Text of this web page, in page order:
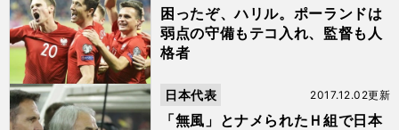
困ったぞ、ハリル。ポーランドは
弱点の守備もテコ入れ、監督も人
格者
「無風」とナメられたＨ組で日本
2017.12.02更新
日本代表